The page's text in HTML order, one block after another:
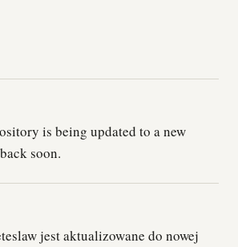
is being updated to a new
soon.
jest aktualizowane do nowej